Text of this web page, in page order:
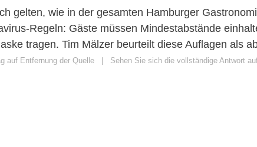
gelten, wie in der gesamten Hamburger
Regeln: Gäste müssen Mindestabstände
tragen. Tim Mälzer beurteilt diese Auflagen als
auf Entfernung der Quelle Sehen Sie sich die vollständige Antwort